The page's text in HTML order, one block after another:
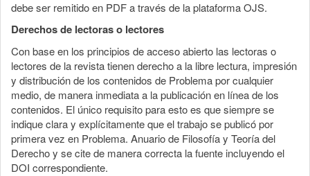
debe ser remitido en PDF a través de la plataforma OJS.
Derechos de lectoras o lectores
Con base en los principios de acceso abierto las lectoras o
lectores de la revista tienen derecho a la libre lectura, impresión
y distribución de los contenidos de Problema por cualquier
medio, de manera inmediata a la publicación en línea de los
contenidos. El único requisito para esto es que siempre se
indique clara y explícitamente que el trabajo se publicó por
primera vez en Problema. Anuario de Filosofía y Teoría del
Derecho y se cite de manera correcta la fuente incluyendo el
DOI correspondiente.